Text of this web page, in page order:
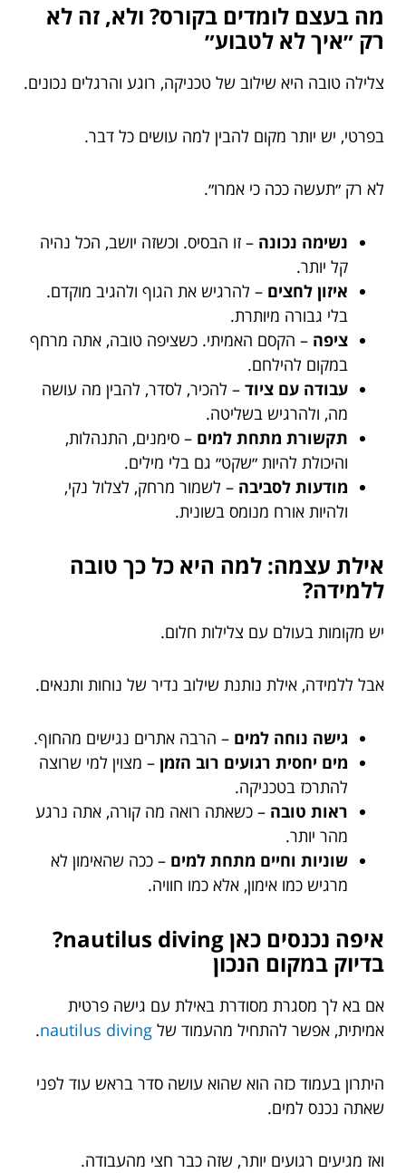
מה בעצם לומדים בקורס? ולא, זה לא
רק ״איך לא לטבוע״
צלילה טובה היא שילוב של טכניקה, רוגע והרגלים נכונים.
בפרטי, יש יותר מקום להבין למה עושים כל דבר.
לא רק ״תעשה ככה כי אמרו״.
נשימה נכונה – זו הבסיס. וכשזה יושב, הכל נהיה
קל יותר.
איזון לחצים – להרגיש את הגוף ולהגיב מוקדם.
בלי גבורה מיותרת.
ציפה – הקסם האמיתי. כשציפה טובה, אתה מרחף
במקום להילחם.
עבודה עם ציוד – להכיר, לסדר, להבין מה עושה
מה, ולהרגיש בשליטה.
תקשורת מתחת למים – סימנים, התנהלות,
והיכולת להיות ״שקט״ גם בלי מילים.
מודעות לסביבה – לשמור מרחק, לצלול נקי,
ולהיות אורח מנומס בשונית.
אילת עצמה: למה היא כל כך טובה
ללמידה?
יש מקומות בעולם עם צלילות חלום.
אבל ללמידה, אילת נותנת שילוב נדיר של נוחות ותנאים.
גישה נוחה למים – הרבה אתרים נגישים מהחוף.
מים יחסית רגועים רוב הזמן – מצוין למי שרוצה
להתרכז בטכניקה.
ראות טובה – כשאתה רואה מה קורה, אתה נרגע
מהר יותר.
שוניות וחיים מתחת למים – ככה שהאימון לא
מרגיש כמו אימון, אלא כמו חוויה.
איפה נכנסים כאן nautilus diving?
בדיוק במקום הנכון
אם בא לך מסגרת מסודרת באילת עם גישה פרטית
אמיתית, אפשר להתחיל מהעמוד של nautilus diving
.
היתרון בעמוד כזה הוא שהוא עושה סדר בראש עוד לפני
שאתה נכנס למים.
ואז מגיעים רגועים יותר, שזה כבר חצי מהעבודה.